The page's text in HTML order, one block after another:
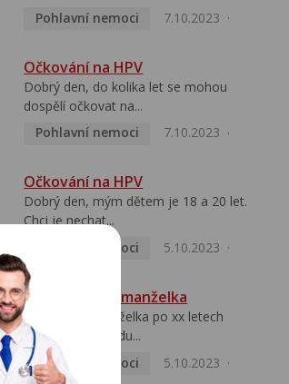
Pohlavní nemoci
7.10.2023
Očkování na HPV
Dobrý den, do kolika let se mohou
dospělí očkovat na...
Pohlavní nemoci
7.10.2023
Očkování na HPV
Dobrý den, mým dětem je 18 a 20 let.
Chci je nechat...
Pohlavní nemoci
5.10.2023
HPV pozitivní manželka
Dobrý den, manželka po xx letech
přivezla z Východu...
Pohlavní nemoci
5.10.2023